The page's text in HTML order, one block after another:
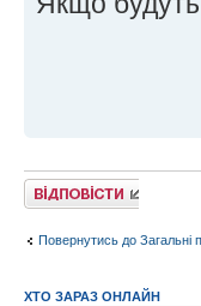
Відповісти
Повернутись до Загальні
ХТО ЗАРАЗ ОНЛАЙН